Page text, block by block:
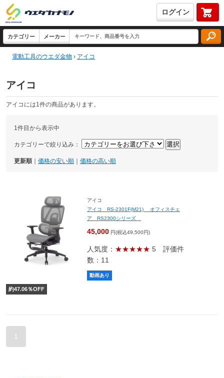
ログイン
電動工具のウエダ金物 › アイコ
アイコ
アイコには1件の商品があります。
1件目から表示中
カテゴリーで絞り込み：
更新順 価格の安い順 価格の高い順
アイコ
アイコ RS-2301F(M21) オフィスチェ
ア RS2300シリーズ
45,000 円(税込49,500円)
人気度： ★★★★★ 5 評価件
数：11
動画あり
約47.06％OFF
1